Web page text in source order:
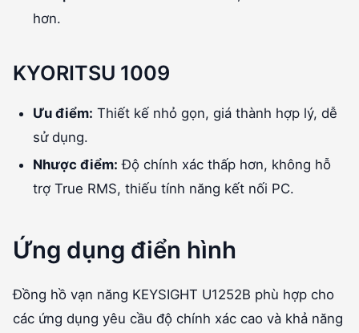
hơn.
KYORITSU 1009
Ưu điểm: Thiết kế nhỏ gọn, giá thành hợp lý, dễ
sử dụng.
Nhược điểm: Độ chính xác thấp hơn, không hỗ
trợ True RMS, thiếu tính năng kết nối PC.
Ứng dụng điển hình
Đồng hồ vạn năng KEYSIGHT U1252B phù hợp cho
các ứng dụng yêu cầu độ chính xác cao và khả năng